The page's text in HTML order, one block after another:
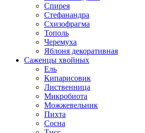
Спирея
Стефанандра
Схизофрагма
Тополь
Черемуха
Яблоня декоративная
Саженцы хвойных
Ель
Кипарисовик
Лиственница
Микробиота
Можжевельник
Пихта
Сосна